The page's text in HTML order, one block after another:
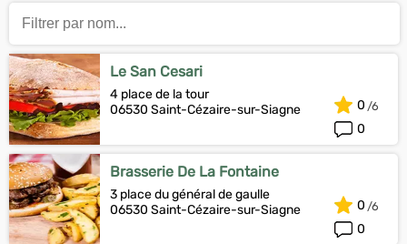
Le San Cesari
4 place de la tour
06530 Saint-Cézaire-sur-Siagne
0
0
Brasserie De La Fontaine
3 place du général de gaulle
06530 Saint-Cézaire-sur-Siagne
0
0